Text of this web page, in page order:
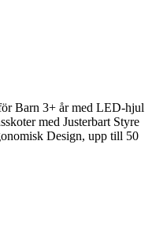
Barn 3+ år med LED-hjul
med Justerbart Styre
Design, upp till 50